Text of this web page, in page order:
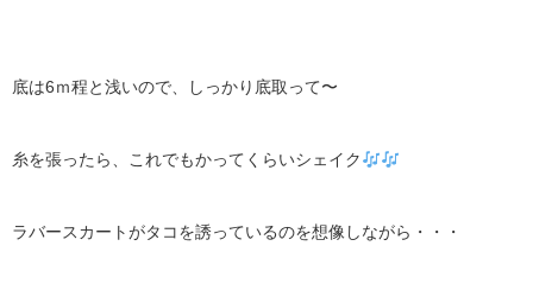
底は6ｍ程と浅いので、しっかり底取って〜
糸を張ったら、これでもかってくらいシェイク
ラバースカートがタコを誘っているのを想像しながら・・・